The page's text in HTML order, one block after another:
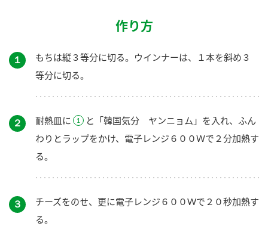
作り方
１
もちは縦３等分に切る。ウインナーは、１本を斜め３
等分に切る。
２ 耐熱皿に
と「韓国気分 ヤンニョム」を入れ、ふん
わりとラップをかけ、電子レンジ６００Ｗで２分加熱す
る。
３
チーズをのせ、更に電子レンジ６００Wで２０秒加熱す
る。